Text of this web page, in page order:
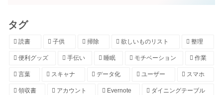
タグ
読書 子供 掃除 欲しいものリスト 整理
便利グッズ 手伝い 睡眠 モチベーション 作業
言葉 スキャナ データ化 ユーザー スマホ
領収書 アカウント Evernote ダイニングテーブル